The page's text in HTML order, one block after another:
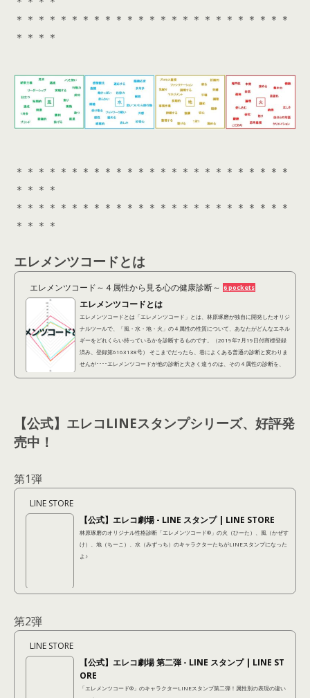
＊＊＊＊＊＊＊＊＊＊＊＊＊＊＊＊＊＊＊＊＊＊＊＊＊
＊＊＊＊
＊＊＊＊＊＊＊＊＊＊＊＊＊＊＊＊＊＊＊＊＊＊＊＊＊
＊＊＊＊
＊＊＊＊＊＊＊＊＊＊＊＊＊＊＊＊＊＊＊＊＊＊＊＊＊
＊＊＊＊
エレメンツコードとは
エレメンツコード～４属性から見る心の健康診断～ 6 pockets
エレメンツコードとは
エレメンツコードとは「エレメンツコード」とは、林原琢磨が独自に開発したオリジ
ナルツールで、「風・水・地・火」の４属性の性質について、あなたがどんなエネル
ギーをどれくらい持っているかを診断するものです。（2019年7月19日付商標登録
済み、登録第6163138号） そこまでだったら、巷によくある普通の診断と変わりま
せんが････エレメンツコードが他の診断と大きく違うのは、その４属性の診断を、
【公式】エレコLINEスタンプシリーズ、好評発
売中！
第1弾
LINE STORE
【公式】エレコ劇場 - LINE スタンプ | LINE STORE
林原琢磨のオリジナル性格診断「エレメンツコード®︎」の火（ひーた）、風（かぜす
け）、地（ちーこ）、水（みずっち）のキャラクターたちがLINEスタンプになった
よ♪
第2弾
LINE STORE
【公式】エレコ劇場 第二弾 - LINE スタンプ | LINE ST
ORE
「エレメンツコード®︎」のキャラクターLINEスタンプ第二弾！属性別の表現の違い